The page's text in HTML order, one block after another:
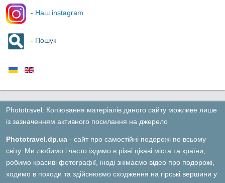
- Наш instagram
- Пошук
Phototravel: Копіювання матеріалів даного сайту можливе лише
із зазначенням активного посилання на джерело
Phototravel.dp.ua - сайт про самостійні подорожі по всьому
світу. Ми любимо і часто їздимо в різні цікаві міста та країни,
робимо красиві фотографії, іноді знімаємо відео про подорожі,
ходимо в походи та здійснюємо сходження на гірські вершини у